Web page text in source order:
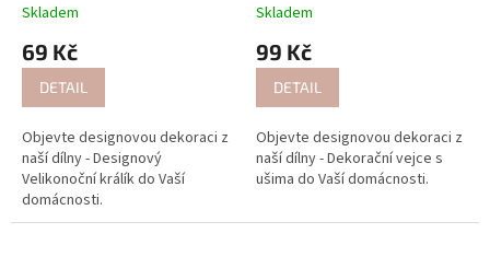
Skladem
69 Kč
DETAIL
Objevte designovou dekoraci z
naší dílny - Designový
Velikonoční králík do Vaší
domácnosti.
Skladem
99 Kč
DETAIL
Objevte designovou dekoraci z
naší dílny - Dekorační vejce s
ušima do Vaší domácnosti.